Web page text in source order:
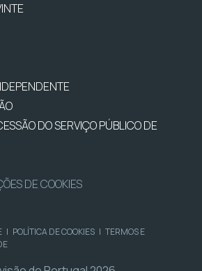
DO SERVIÇO PÚBLICO DE
DE COOKIES
| POLÍTICA DE COOKIES | TERMOS E